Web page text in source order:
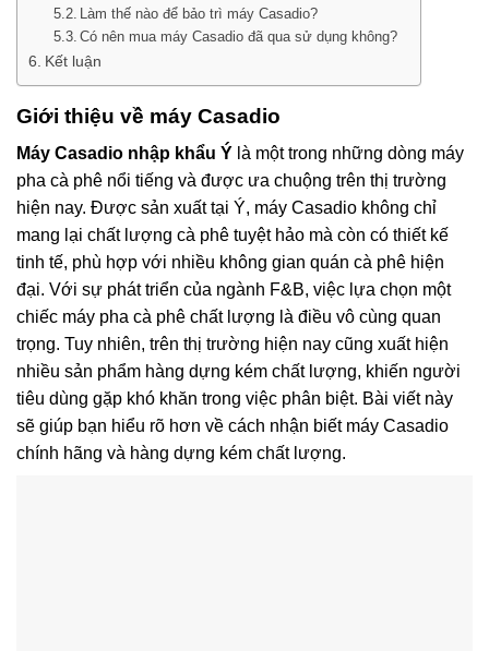
Làm thế nào để bảo trì máy Casadio?
Có nên mua máy Casadio đã qua sử dụng không?
Kết luận
Giới thiệu về máy Casadio
Máy Casadio nhập khẩu Ý là một trong những dòng máy
pha cà phê nổi tiếng và được ưa chuộng trên thị trường
hiện nay. Được sản xuất tại Ý, máy Casadio không chỉ
mang lại chất lượng cà phê tuyệt hảo mà còn có thiết kế
tinh tế, phù hợp với nhiều không gian quán cà phê hiện
đại. Với sự phát triển của ngành F&B, việc lựa chọn một
chiếc máy pha cà phê chất lượng là điều vô cùng quan
trọng. Tuy nhiên, trên thị trường hiện nay cũng xuất hiện
nhiều sản phẩm hàng dựng kém chất lượng, khiến người
tiêu dùng gặp khó khăn trong việc phân biệt. Bài viết này
sẽ giúp bạn hiểu rõ hơn về cách nhận biết máy Casadio
chính hãng và hàng dựng kém chất lượng.